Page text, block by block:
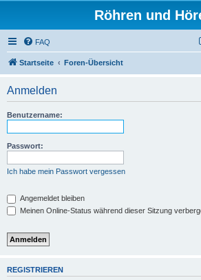
Röhren und
FAQ
Startseite Foren-Übersicht
Anmelden
Benutzername:
Passwort:
Ich habe mein Passwort vergessen
Angemeldet bleiben
Meinen Online-Status während dieser Sitzung
REGISTRIEREN